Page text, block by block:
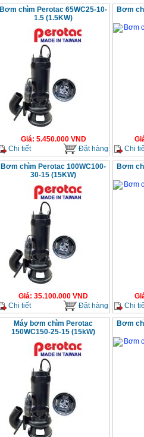
Bơm chìm Perotac 65WC25-10-
1.5 (1.5KW)
Giá: 5.450.000VND
Chi tiết
Đặt hàng
Bơm
Chi
Bơm chìm Perotac 100WC100-
30-15 (15KW)
Giá: 35.100.000 VND
Chi tiết
Đặt hàng
Bơm
Chi
Máy bơm chìm Perotac
150WC150-25-15 (15kW)
Bơm